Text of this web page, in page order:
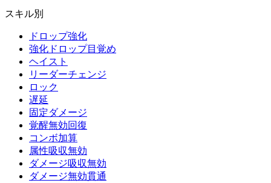
スキル別
ドロップ強化
強化ドロップ目覚め
ヘイスト
リーダーチェンジ
ロック
遅延
固定ダメージ
覚醒無効回復
コンボ加算
属性吸収無効
ダメージ吸収無効
ダメージ無効貫通